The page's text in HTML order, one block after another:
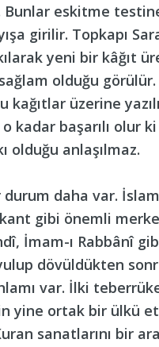
eskitme
girilir. Topkapı
yeni bir kâğıt
olduğu
kağıtlar üzerine
o kadar başarılı
olduğu anlaşılmaz.
daha var.
gibi önemli
İmam-ı Rabbânî
dövüldükten
var. İlki
yine ortak bir ülkü
sanatlarını bir